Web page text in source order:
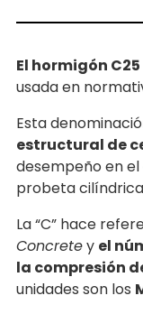
El hormigón
usada en
Esta
estructural de
desempeño en
probeta
La “C” hace
Concretey el
la compresión
unidades son los